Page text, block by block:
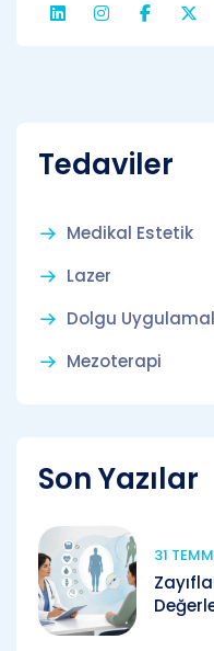
Tedaviler
Medikal Estetik
Lazer
Dolgu
Mezoterapi
Son Yazılar
31